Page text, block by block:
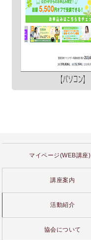
マイページ(WEB講座)
講座案内
活動紹介
協会について